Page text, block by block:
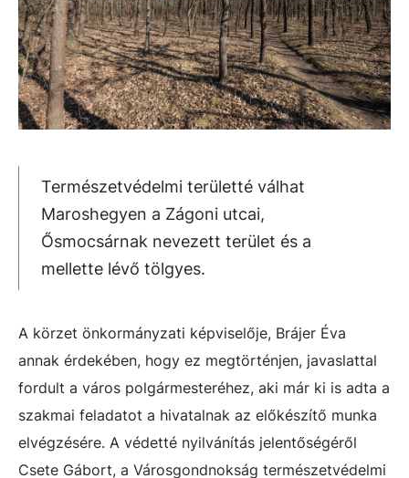
Természetvédelmi területté válhat
Maroshegyen a Zágoni utcai,
Ősmocsárnak nevezett terület és a
mellette lévő tölgyes.
A körzet önkormányzati képviselője, Brájer Éva
annak érdekében, hogy ez megtörténjen, javaslattal
fordult a város polgármesteréhez, aki már ki is adta a
szakmai feladatot a hivatalnak az előkészítő munka
elvégzésére. A védetté nyilvánítás jelentőségéről
Csete Gábort, a Városgondnokság természetvédelmi